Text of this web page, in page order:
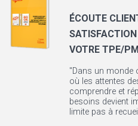
ÉCOUTE
VOTRE TPE/
"Dans un monde
où les attentes
comprendre et
besoins devient
limite pas à